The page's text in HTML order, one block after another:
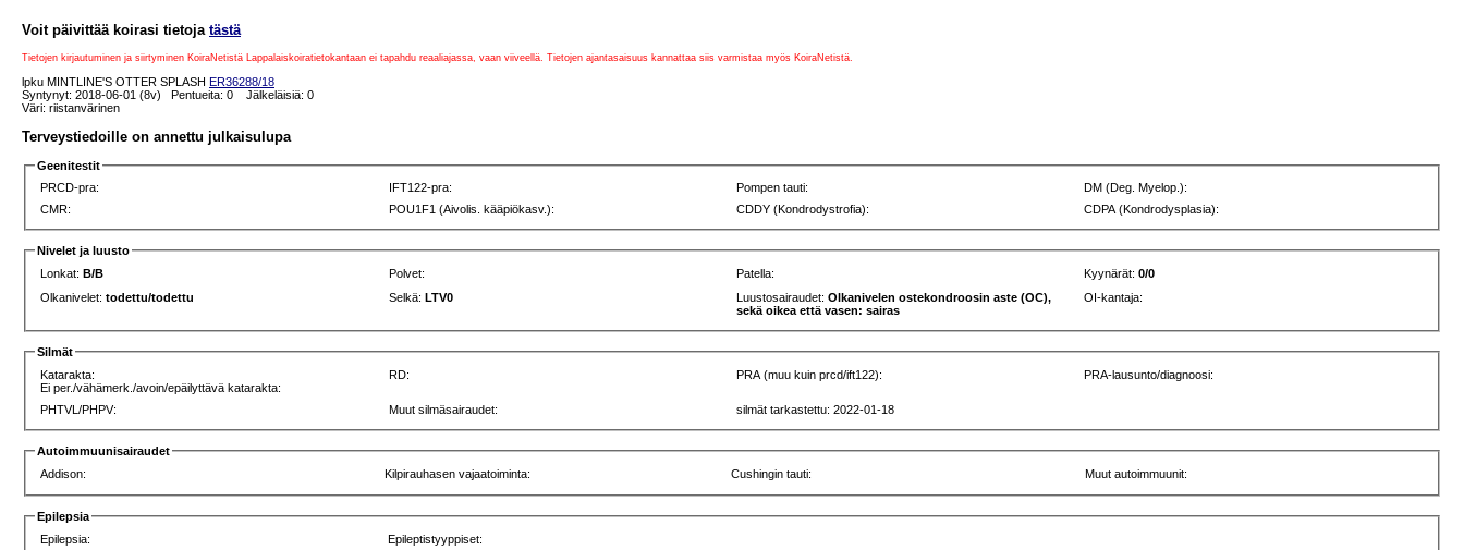
Voit päivittää koirasi tietoja tästä
Tietojen kirjautuminen ja siirtyminen KoiraNetistä Lappalaiskoiratietokantaan ei tapahdu reaaliajassa, vaan viiveellä. Tietojen ajantasaisuus kannattaa siis varmistaa myös KoiraNetistä.
lpku MINTLINE'S OTTER SPLASH ER36288/18
Syntynyt: 2018-06-01 (8v) Pentueita: 0 Jälkeläisiä: 0
Väri: riistanvärinen
Terveystiedoille on annettu julkaisulupa
Geenitestit
PRCD-pra:
IFT122-pra: Pompen tauti:
DM (Deg. Myelop.):
CMR:
POU1F1 (Aivolis. kääpiökasv.): CDDY (Kondrodystrofia): CDPA (Kondrodysplasia):
Nivelet ja luusto
Lonkat:B/B Polvet: Patella: Kyynärät:0/0
Olkanivelet:todettu/todettu Selkä:LTV0 Luustosairaudet:Olkanivelen ostekondroosin aste (OC),
sekä oikea että vasen: sairas
OI-kantaja:
Silmät
Katarakta:
Ei per./vähämerk./avoin/epäilyttävä katarakta:
RD: PRA (muu kuin prcd/ift122): PRA-lausunto/diagnoosi:
PHTVL/PHPV: Muut silmäsairaudet: silmät tarkastettu: 2022-01-18
Autoimmuunisairaudet
Addison:
Kilpirauhasen vajaatoiminta: Cushingin tauti: Muut autoimmuunit:
Epilepsia
Epilepsia:
Epileptistyyppiset: